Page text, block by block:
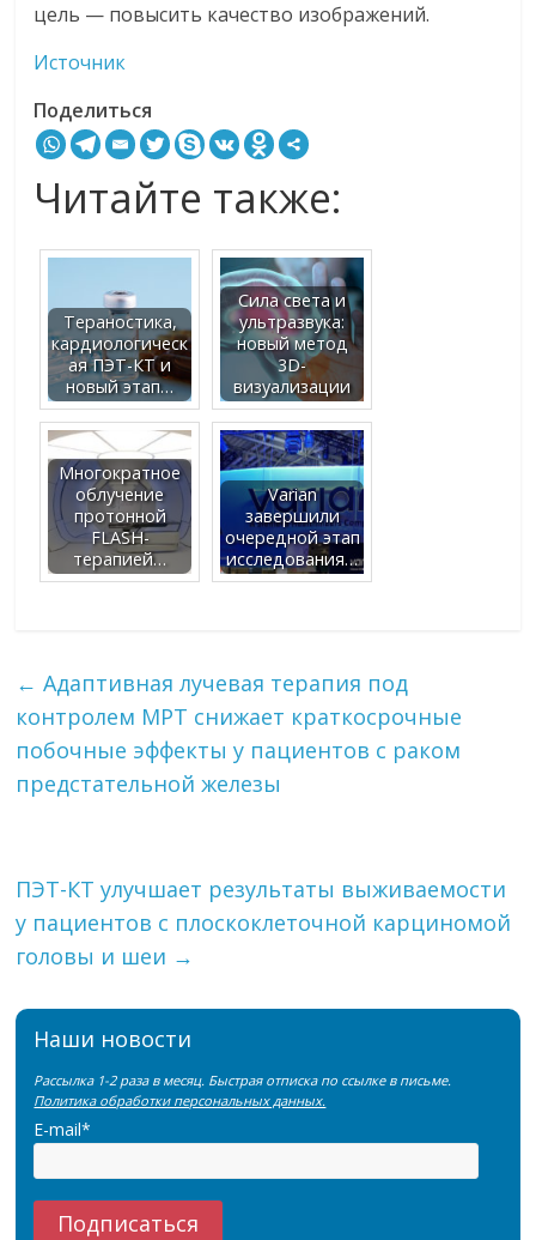
цель — повысить качество изображений.
Источник
Поделиться
Читайте также:
Тераностика,
кардиологическ
ая ПЭТ-КТ и
новый этап…
Сила света и
ультразвука:
новый метод
3D-
визуализации
Многократное
облучение
протонной
FLASH-
терапией…
Varian
завершили
очередной этап
исследования…
← Адаптивная лучевая терапия под
контролем МРТ снижает краткосрочные
побочные эффекты у пациентов с раком
предстательной железы
ПЭТ-КТ улучшает результаты выживаемости
у пациентов с плоскоклеточной карциномой
головы и шеи →
Наши новости
Рассылка 1-2 раза в месяц. Быстрая отписка по ссылке в письме.
Политика обработки персональных данных.
E-mail*